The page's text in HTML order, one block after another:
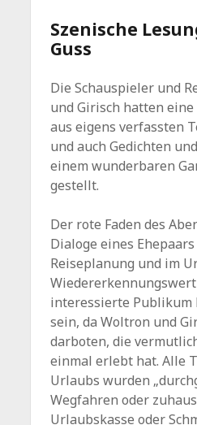
Szenische
Guss
Die Schauspieler und
und Girisch hatten eine
aus eigens verfassten
und auch Gedichten
einem wunderbaren
gestellt.
Der rote Faden des
Dialoge eines
Reiseplanung und im
interessierte Publikum
sein, da Woltron und
darboten, die
einmal erlebt hat. Alle
Urlaubs wurden
Wegfahren oder
Urlaubskasse oder